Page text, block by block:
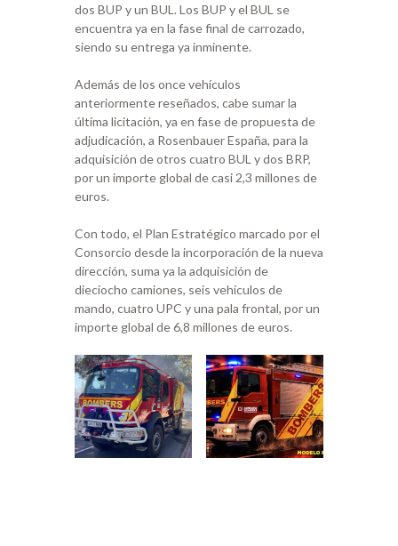
dos BUP y un BUL. Los BUP y el BUL se
encuentra ya en la fase final de carrozado,
siendo su entrega ya inminente.
Además de los once vehículos
anteriormente reseñados, cabe sumar la
última licitación, ya en fase de propuesta de
adjudicación, a Rosenbauer España, para la
adquisición de otros cuatro BUL y dos BRP,
por un importe global de casi 2,3 millones de
euros.
Con todo, el Plan Estratégico marcado por el
Consorcio desde la incorporación de la nueva
dirección, suma ya la adquisición de
dieciocho camiones, seis vehículos de
mando, cuatro UPC y una pala frontal, por un
importe global de 6,8 millones de euros.